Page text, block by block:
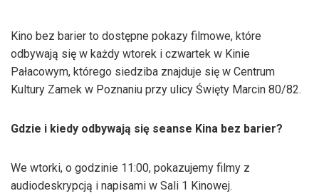
Kino bez barier to dostępne pokazy filmowe, które
odbywają się w każdy wtorek i czwartek w Kinie
Pałacowym, którego siedziba znajduje się w Centrum
Kultury Zamek w Poznaniu przy ulicy Święty Marcin 80/82.
Gdzie i kiedy odbywają się seanse Kina bez barier?
We wtorki, o godzinie 11:00, pokazujemy filmy z
audiodeskrypcją i napisami w Sali 1 Kinowej.